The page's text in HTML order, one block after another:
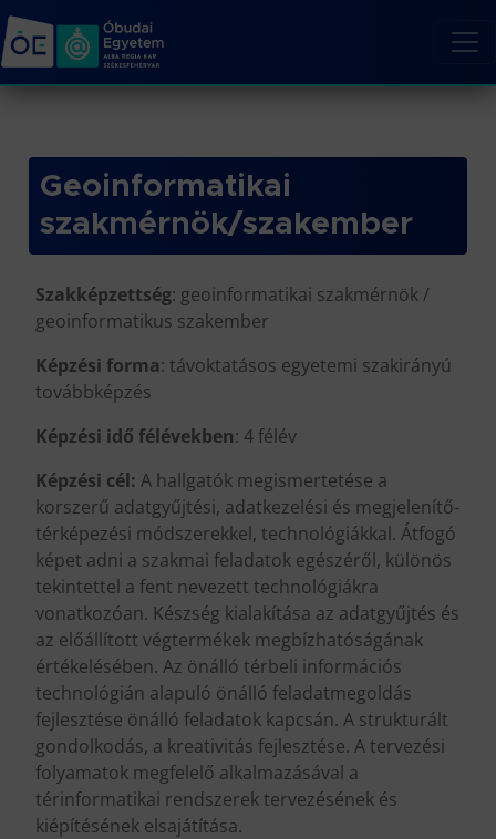
Geoinformatikai
szakmérnök/szakember
Szakképzettség: geoinformatikai szakmérnök /
geoinformatikus szakember
Képzési forma: távoktatásos egyetemi szakirányú
továbbképzés
Képzési idő félévekben: 4 félév
Képzési cél: A hallgatók megismertetése a
korszerű adatgyűjtési, adatkezelési és megjelenítő-
térképezési módszerekkel, technológiákkal. Átfogó
képet adni a szakmai feladatok egészéről, különös
tekintettel a fent nevezett technológiákra
vonatkozóan. Készség kialakítása az adatgyűjtés és
az előállított végtermékek megbízhatóságának
értékelésében. Az önálló térbeli információs
technológián alapuló önálló feladatmegoldás
fejlesztése önálló feladatok kapcsán. A strukturált
gondolkodás, a kreativitás fejlesztése. A tervezési
folyamatok megfelelő alkalmazásával a
térinformatikai rendszerek tervezésének és
kiépítésének elsajátítása.